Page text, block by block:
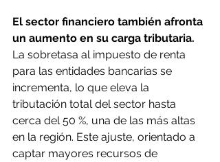
El sector financiero también afronta
un aumento en su carga tributaria.
La sobretasa al impuesto de renta
para las entidades bancarias se
incrementa, lo que eleva la
tributación total del sector hasta
cerca del 50 %, una de las más altas
en la región. Este ajuste, orientado a
captar mayores recursos de